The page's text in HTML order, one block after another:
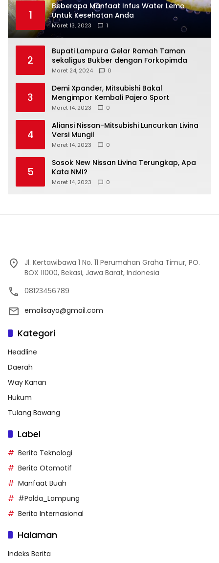
1
Beberapa Manfaat Infus Water Lemo
Untuk Kesehatan Anda
Maret 13, 2023 1
2
Bupati Lampura Gelar Ramah Taman
sekaligus Bukber dengan Forkopimda
Maret 24, 2024 0
3
Demi Xpander, Mitsubishi Bakal
Mengimpor Kembali Pajero Sport
Maret 14, 2023 0
4
Aliansi Nissan-Mitsubishi Luncurkan Livina
Versi Mungil
Maret 14, 2023 0
5
Sosok New Nissan Livina Terungkap, Apa
Kata NMI?
Maret 14, 2023 0
Jl. Kertawibawa 1 No. 11 Perumahan Graha Timur, PO.
BOX 11000, Bekasi, Jawa Barat, Indonesia
08123456789
emailsaya@gmail.com
Kategori
Headline
Daerah
Way Kanan
Hukum
Tulang Bawang
Label
Berita Teknologi
Berita Otomotif
Manfaat Buah
#Polda_Lampung
Berita Internasional
Halaman
Indeks Berita